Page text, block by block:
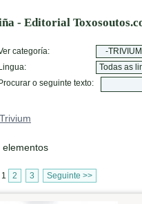
- Editorial
categoría:
Lingua:
Procurar o seguinte texto:
Trivium
elementos
1 2 3 Seguinte >>